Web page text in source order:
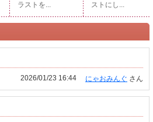
ラストを...
ストにし...
にゃおみんぐ さん
2026/01/23 16:44